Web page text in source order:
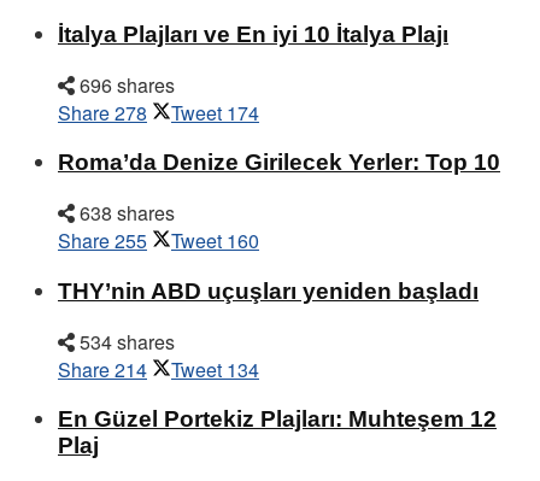
İtalya Plajları ve En iyi 10 İtalya Plajı
696 shares
Share278 Tweet 174
Roma’da Denize Girilecek Yerler: Top 10
638 shares
Share255 Tweet 160
THY’nin ABD uçuşları yeniden başladı
534 shares
Share214 Tweet 134
En Güzel Portekiz Plajları: Muhteşem 12
Plaj